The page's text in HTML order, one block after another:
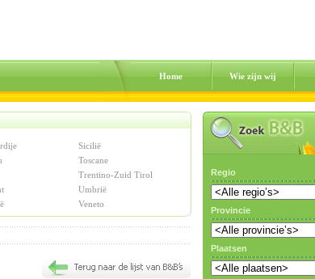
Home Wie zijn wij
Sicilië
Toscane
Trentino-Zuid Tirol
Umbrië
Veneto
Regio
Provincie
Plaatsen